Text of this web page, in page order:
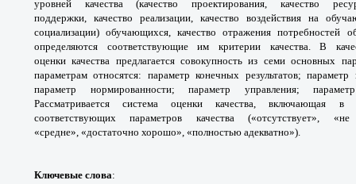
уровней качества(качество проектирования, качество
поддержки, качество реализации, качество воздействия на
социализации) обучающихся,качество отражения потребностей
определяются соответствующие им критерии качества. В
оценкикачества предлагается совокупность из семиосновных
параметрам относятся: параметр конечных результатов;
параметр нормированности;параметр управления;
Рассматриваетсясистема оценки качества, включающая
соответствующихпараметров качества («отсутствует»,
«средне», «достаточно хорошо», «полностью адекватно»).
Ключевые слова: